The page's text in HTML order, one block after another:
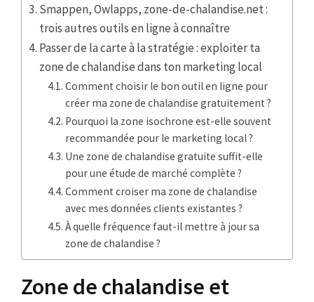
Smappen, Owlapps, zone-de-chalandise.net :
trois autres outils en ligne à connaître
Passer de la carte à la stratégie : exploiter ta
zone de chalandise dans ton marketing local
Comment choisir le bon outil en ligne pour
créer ma zone de chalandise gratuitement ?
Pourquoi la zone isochrone est-elle souvent
recommandée pour le marketing local ?
Une zone de chalandise gratuite suffit-elle
pour une étude de marché complète ?
Comment croiser ma zone de chalandise
avec mes données clients existantes ?
À quelle fréquence faut-il mettre à jour sa
zone de chalandise ?
Zone de chalandise et